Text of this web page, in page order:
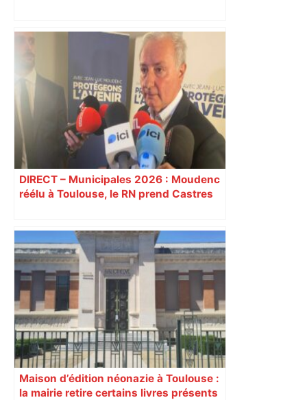
Après la fusion avec la liste PS
Toulouse, le candidat LFI salue "une
dynamique qui nous oblige à la
responsabilité" – Franceinfo
DIRECT – Municipales 2026 : Moudenc
réélu à Toulouse, le RN prend Castres
Maison d’édition néonazie à Toulouse :
la mairie retire certains livres présents